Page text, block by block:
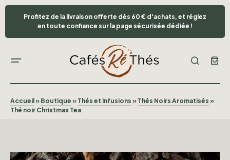
Profitez de la livraison offerte dès 60 € d'achats, et réglez
en toute confiance sur la page sécurisée dédiée !
Accueil » Boutique » Thés et Infusions » Thés Noirs Aromatisés »
Thé noir Christmas Tea